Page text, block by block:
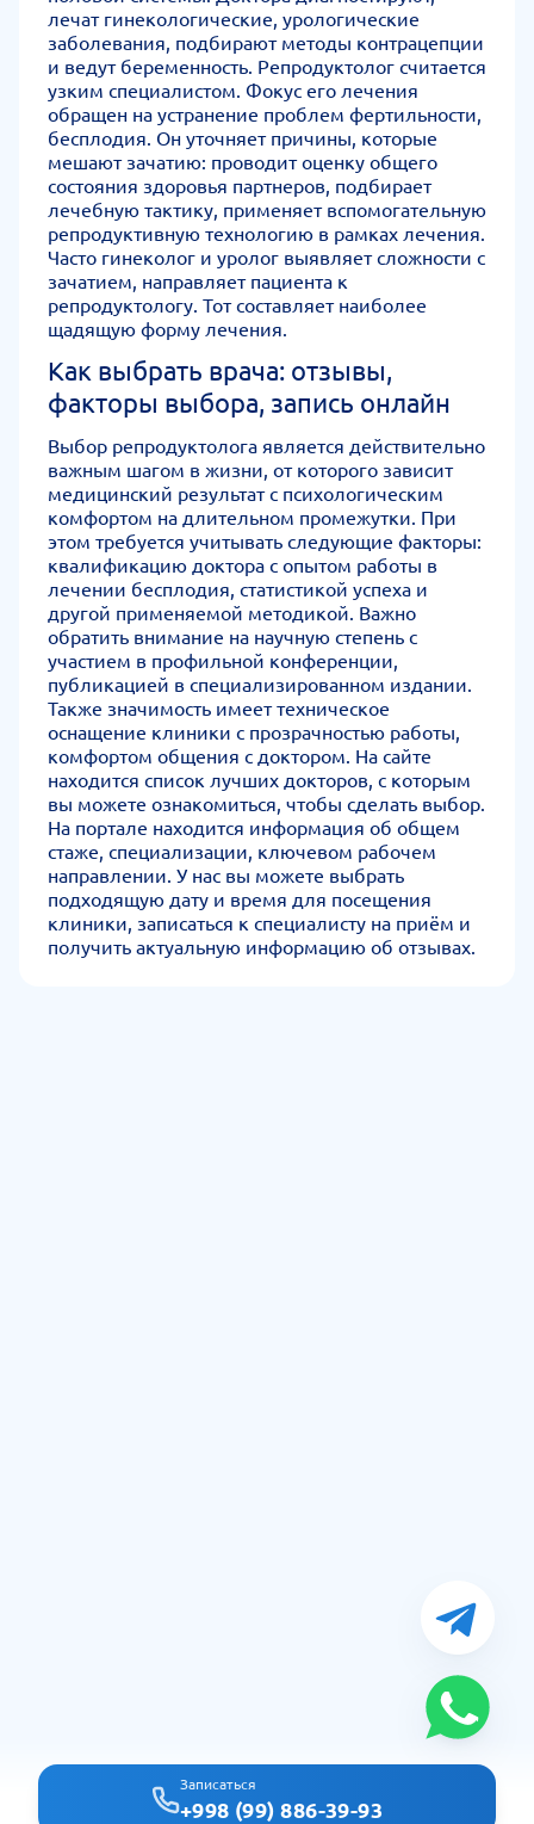
Записаться
+998 (99) 886-39-93
лечат гинекологические, урологические
заболевания, подбирают методы контрацепции
и ведут беременность. Репродуктолог считается
узким специалистом. Фокус его лечения
обращен на устранение проблем фертильности,
бесплодия. Он уточняет причины, которые
мешают зачатию: проводит оценку общего
состояния здоровья партнеров, подбирает
лечебную тактику, применяет вспомогательную
репродуктивную технологию в рамках лечения.
Часто гинеколог и уролог выявляет сложности с
зачатием, направляет пациента к
репродуктологу. Тот составляет наиболее
щадящую форму лечения.
Как выбрать врача: отзывы,
факторы выбора, запись онлайн
Выбор репродуктолога является действительно
важным шагом в жизни, от которого зависит
медицинский результат с психологическим
комфортом на длительном промежутки. При
этом требуется учитывать следующие факторы:
квалификацию доктора с опытом работы в
лечении бесплодия, статистикой успеха и
другой применяемой методикой. Важно
обратить внимание на научную степень с
участием в профильной конференции,
публикацией в специализированном издании.
Также значимость имеет техническое
оснащение клиники с прозрачностью работы,
комфортом общения с доктором. На сайте
находится список лучших докторов, с которым
вы можете ознакомиться, чтобы сделать выбор.
На портале находится информация об общем
стаже, специализации, ключевом рабочем
направлении. У нас вы можете выбрать
подходящую дату и время для посещения
клиники, записаться к специалисту на приём и
получить актуальную информацию об отзывах.